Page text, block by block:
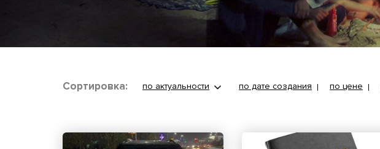
Сортировка: по актуальности по дате создания по цене